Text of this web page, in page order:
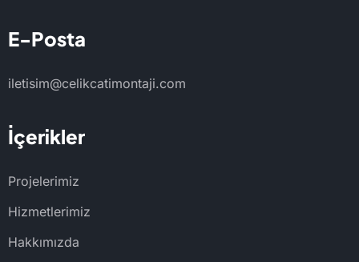
E-Posta
iletisim@celikcatimontaji.com
İçerikler
Projelerimiz
Hizmetlerimiz
Hakkımızda